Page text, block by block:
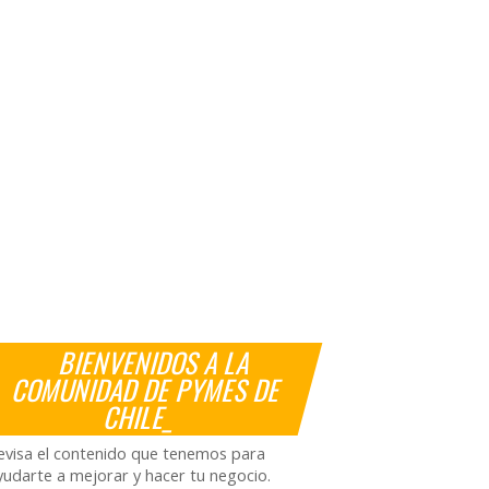
BIENVENIDOS A LA
COMUNIDAD DE PYMES DE
CHILE_
el contenido que tenemos para
a mejorar y hacer tu negocio.